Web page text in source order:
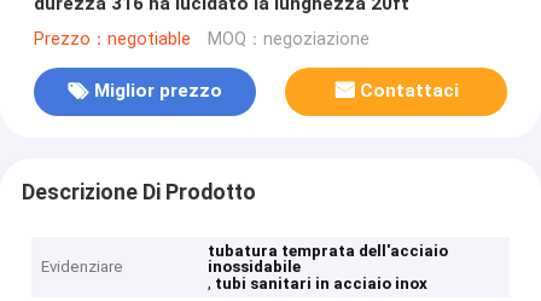
Prezzo：negotiable MOQ：negoziazione
Miglior prezzo Contattaci
Descrizione Di Prodotto
Evidenziare
tubatura temprata dell'acciaio
inossidabile
, tubi sanitari in acciaio inox